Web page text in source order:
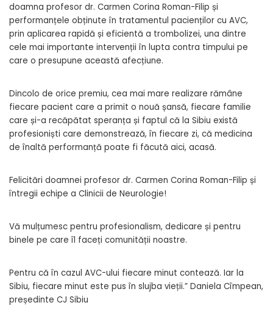
doamna profesor dr. Carmen Corina Roman-Filip și
performanțele obținute în tratamentul pacienților cu AVC,
prin aplicarea rapidă și eficientă a trombolizei, una dintre
cele mai importante intervenții în lupta contra timpului pe
care o presupune această afecțiune.
Dincolo de orice premiu, cea mai mare realizare rămâne
fiecare pacient care a primit o nouă șansă, fiecare familie
care și-a recăpătat speranța și faptul că la Sibiu există
profesioniști care demonstrează, în fiecare zi, că medicina
de înaltă performanță poate fi făcută aici, acasă.
Felicitări doamnei profesor dr. Carmen Corina Roman-Filip și
întregii echipe a Clinicii de Neurologie!
Vă mulțumesc pentru profesionalism, dedicare și pentru
binele pe care îl faceți comunității noastre.
Pentru că în cazul AVC-ului fiecare minut contează. Iar la
Sibiu, fiecare minut este pus în slujba vieții.” Daniela Cîmpean,
președinte CJ Sibiu